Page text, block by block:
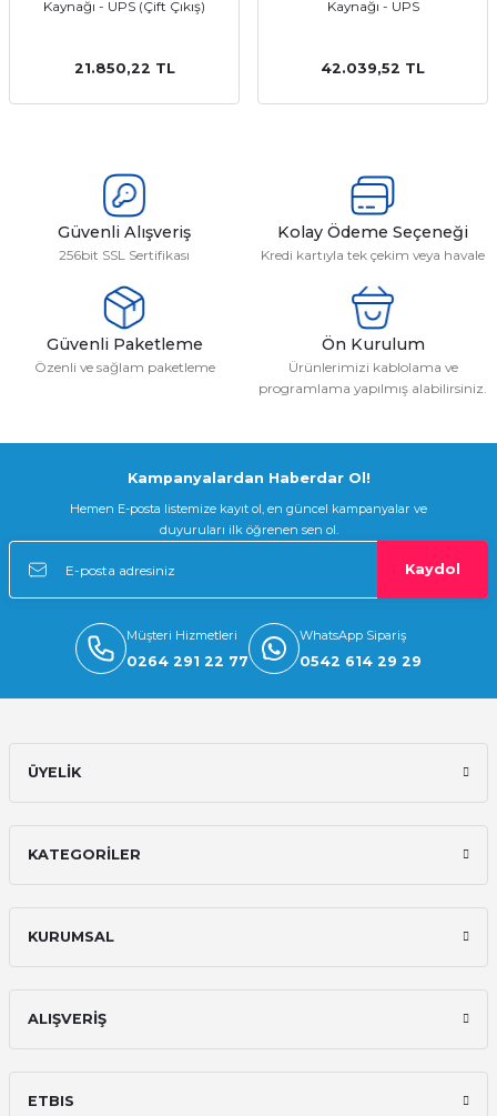
Kaynağı - UPS (Çift Çıkış)
21.850,22 TL
Kaynağı - UPS
42.039,52 TL
Güvenli Alışveriş
256bit SSL Sertifikası
Kolay Ödeme Seçeneği
Kredi kartıyla tek çekim veya havale
Güvenli Paketleme
Özenli ve sağlam paketleme
Ön Kurulum
Ürünlerimizi kablolama ve
programlama yapılmış alabilirsiniz.
Kampanyalardan Haberdar Ol!
Hemen E-posta listemize kayıt ol, en güncel kampanyalar ve
duyuruları ilk öğrenen sen ol.
Kaydol
Müşteri Hizmetleri
0264 291 22 77
WhatsApp Sipariş
0542 614 29 29
ÜYELİK
KATEGORİLER
KURUMSAL
ALIŞVERİŞ
ETBIS